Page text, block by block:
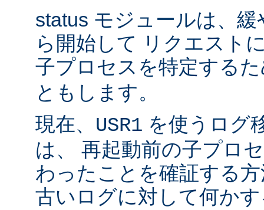
status モジュールは、
ら開始して リクエスト
子プロセスを特定する
ともします。
現在、 USR1 を使うログ
は、 再起動前の子プロ
わったことを確証する
古いログに対して何か